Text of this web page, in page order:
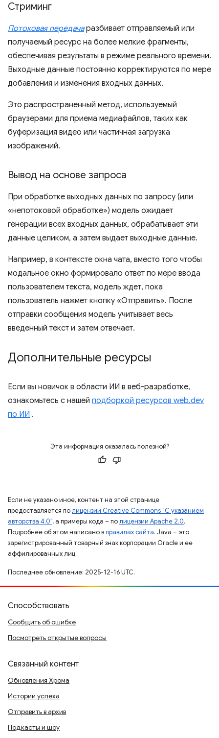
Стриминг
Потоковая передачаразбивает отправляемый или
получаемый ресурс на более мелкие фрагменты,
обеспечивая результаты в режиме реального времени.
Выходные данные постоянно корректируются по мере
добавления и изменения входных данных.
Это распространенный метод, используемый
браузерами для приема медиафайлов, таких как
буферизация видео или частичная загрузка
изображений.
Вывод на основе запроса
При обработке выходных данных по запросу (или
«непотоковой обработке») модель ожидает
генерации всех входных данных, обрабатывает эти
данные целиком, а затем выдает выходные данные.
Например, в контексте окна чата, вместо того чтобы
модальное окно формировало ответ по мере ввода
пользователем текста, модель ждет, пока
пользователь нажмет кнопку «Отправить». После
отправки сообщения модель учитывает весь
введенный текст и затем отвечает.
Дополнительные ресурсы
Если вы новичок в области ИИ в веб-разработке,
ознакомьтесь с нашей подборкой ресурсов web.dev
по ИИ .
Эта информация оказалась полезной?
Если не указано иное, контент на этой странице
предоставляется полицензии Creative Commons "С указанием
авторства 4.0", а примеры кода – полицензии Apache 2.0.
Подробнее об этом написано вправилах сайта. Java – это
зарегистрированный товарный знак корпорации Oracle и ее
аффилированных лиц.
Последнее обновление: 2025-12-16 UTC.
Способствовать
Сообщить об ошибке
Посмотреть открытые вопросы
Связанный контент
Обновления Хрома
Истории успеха
Отправить в архив
Подкасты и шоу